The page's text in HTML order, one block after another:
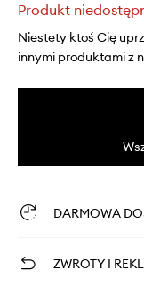
Produkt
Niestety ktoś Cię
innymi produktami z
DARMOWA
ZWROTY I